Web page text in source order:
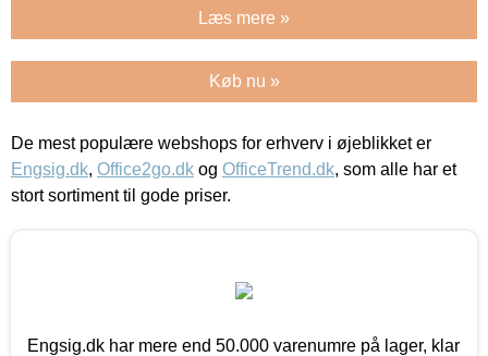
Læs mere »
Køb nu »
De mest populære webshops for erhverv i øjeblikket er
Engsig.dk, Office2go.dk og OfficeTrend.dk, som alle har et
stort sortiment til gode priser.
Engsig.dk har mere end 50.000 varenumre på lager, klar